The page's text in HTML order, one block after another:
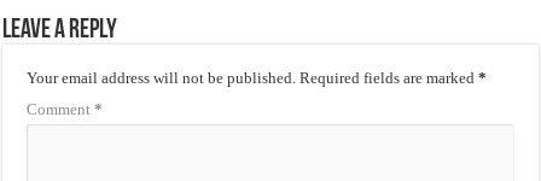
Leave a Reply
Your email address will not be published. Required fields are marked*
Comment*